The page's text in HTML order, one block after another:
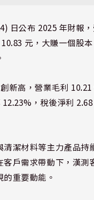
日公布 2025 年財報
元，大賺一個股
新高，營業毛利
，稅後淨利
潔材料等主力產品持
戶需求帶動下，漢測
重要動能。